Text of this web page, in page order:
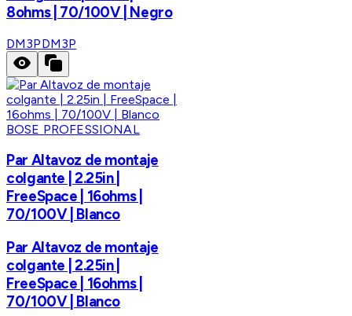
8ohms | 70/100V | Negro
DM3PDM3P
BOSE PROFESSIONAL
Par Altavoz de montaje
colgante | 2.25in |
FreeSpace | 16ohms |
70/100V | Blanco
Par Altavoz de montaje
colgante | 2.25in |
FreeSpace | 16ohms |
70/100V | Blanco